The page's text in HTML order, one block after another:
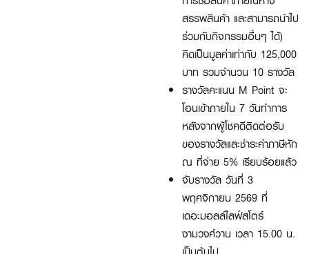
สรรพสินค้า และสามารถนำไป
ร่วมกับกิจกรรมอื่นๆ ได้)
คิดเป็นมูลค่าเท่ากับ 125,000
บาท รวมจำนวน 10 รางวัล
รางวัลคะแนน M Point จะ
โอนเข้าภายใน 7 วันทำการ
หลังจากผู้โชคดีติดต่อรับ
ของรางวัลและชำระค่าภาษีหัก
ณ ที่จ่าย 5% เรียบร้อยแล้ว
จับรางวัล วันที่ 3
พฤศจิกายน 2569 ที่
เดอะมอลล์ไลฟ์สโตร์
งามวงศ์วาน เวลา 15.00 น.